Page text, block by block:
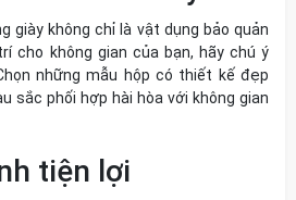
giày không chỉ là vật dụng bảo quản
cho không gian của bạn, hãy chú ý
những mẫu hộp có thiết kế đẹp
sắc phối hợp hài hòa với không gian
tiện lợi